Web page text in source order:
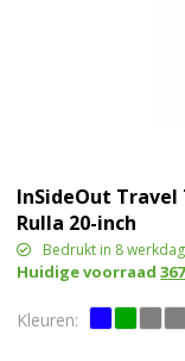
InSideOut
Rulla 20-inch
Bedrukt in 8
Huidige voorraad